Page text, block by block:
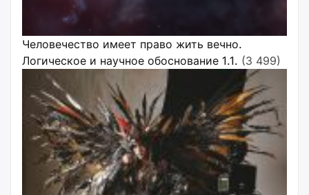
Человечество имеет право жить вечно.
Логическое и научное обоснование 1.1. (3 499)